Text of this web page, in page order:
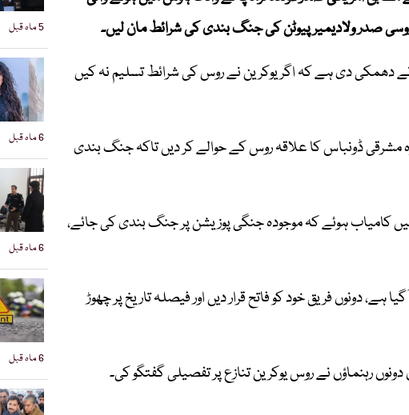
روسی صدر ولادیمیر پیوٹن کی جنگ بندی کی شرائط مان لیں۔
دھمکی دی ہے کہ اگر یوکرین نے روس کی شرائط تسلیم نہ کیں
مشرقی ڈونباس کا علاقہ روس کے حوالے کر دیں تاکہ جنگ بندی
کامیاب ہوئے کہ موجودہ جنگی پوزیشن پر جنگ بندی کی جائے،
دونوں فریق خود کو فاتح قرار دیں اور فیصلہ تاریخ پر چھوڑ
رہنماؤں نے روس یوکرین تنازع پر تفصیلی گفتگو کی۔
5 ماہ قبل
6 ماہ قبل
6 ماہ قبل
6 ماہ قبل